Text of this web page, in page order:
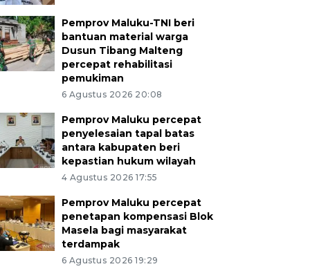
Pemprov Maluku-TNI beri
bantuan material warga
Dusun Tibang Malteng
percepat rehabilitasi
pemukiman
6 Agustus 2026 20:08
Pemprov Maluku percepat
penyelesaian tapal batas
antara kabupaten beri
kepastian hukum wilayah
4 Agustus 2026 17:55
Pemprov Maluku percepat
penetapan kompensasi Blok
Masela bagi masyarakat
terdampak
6 Agustus 2026 19:29